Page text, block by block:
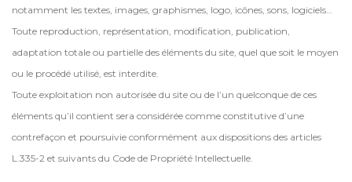
notamment les textes, images, graphismes, logo, icônes, sons, logiciels…
Toute reproduction, représentation, modification, publication,
adaptation totale ou partielle des éléments du site, quel que soit le moyen
ou le procédé utilisé, est interdite.
Toute exploitation non autorisée du site ou de l’un quelconque de ces
éléments qu’il contient sera considérée comme constitutive d’une
contrefaçon et poursuivie conformément aux dispositions des articles
L.335-2 et suivants du Code de Propriété Intellectuelle.